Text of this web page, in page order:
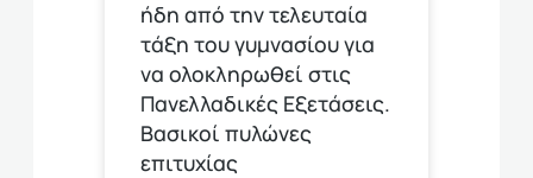
ήδη από την τελευταία
τάξη του γυμνασίου για
να ολοκληρωθεί στις
Πανελλαδικές Εξετάσεις.
Βασικοί πυλώνες
επιτυχίας